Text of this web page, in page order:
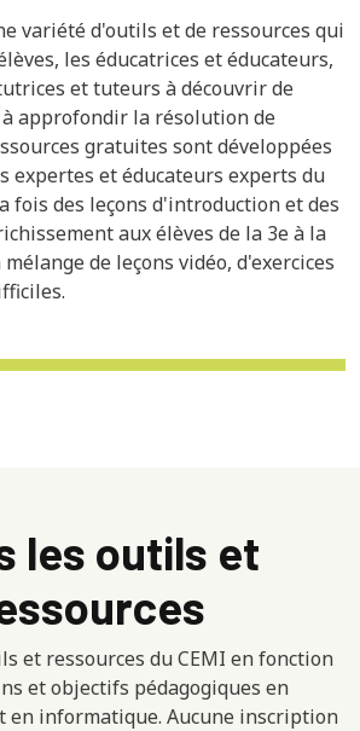
variété d'outils et de ressources qui
les éducatrices et éducateurs,
et tuteurs à découvrir de
approfondir la résolution de
gratuites sont développées
expertes et éducateurs experts du
fois des leçons d'introduction et des
aux élèves de la 3e à la
de leçons vidéo, d'exercices
les outils et
et ressources du CEMI en fonction
et objectifs pédagogiques en
en informatique. Aucune inscription